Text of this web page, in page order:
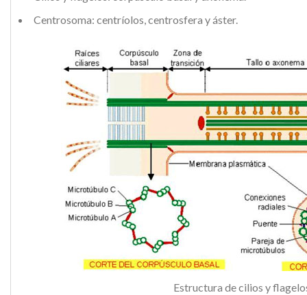
Centrosoma: centríolos, centrosfera y áster.
Estructura de cilios y